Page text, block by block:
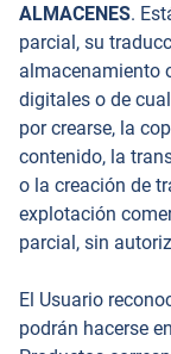
ALMACENES.
parcial, su
almacenamiento
digitales o de
por crearse, la
contenido, la
o la creación de
explotación
parcial, sin
El Usuario
podrán hacerse